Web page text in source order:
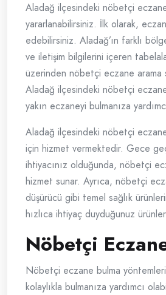
Aladağ ilçesindeki nöbetçi
yararlanabilirsiniz. İlk olarak,
edebilirsiniz. Aladağ’ın farklı
ve iletişim bilgilerini içeren
üzerinden nöbetçi eczane
Aladağ ilçesindeki nöbetçi
yakın eczaneyi bulmanıza
Aladağ ilçesindeki nöbetçi
için hizmet vermektedir. Gece
ihtiyacınız olduğunda, nöbetçi
hizmet sunar. Ayrıca, nöbetçi
düşürücü gibi temel sağlık
hızlıca ihtiyaç duyduğunuz
Nöbetçi
Nöbetçi eczane bulma
kolaylıkla bulmanıza yardımcı